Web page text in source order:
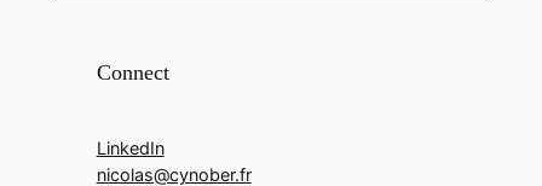
Connect
LinkedIn
nicolas@cynober.fr